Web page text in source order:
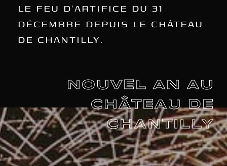
LE FEU D’ARTIFICE DU 31
DÉCEMBRE DEPUIS LE CHÂTEAU
DE CHANTILLY.
NOUVEL AN AU
CHÂTEAU DE
CHANTILLY